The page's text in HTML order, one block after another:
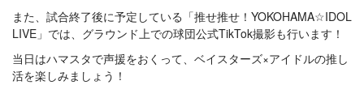
また、試合終了後に予定している「推せ推せ！YOKOHAMA☆IDOL
LIVE」では、グラウンド上での球団公式TikTok撮影も行います！
当日はハマスタで声援をおくって、ベイスターズ×アイドルの推し
活を楽しみましょう！